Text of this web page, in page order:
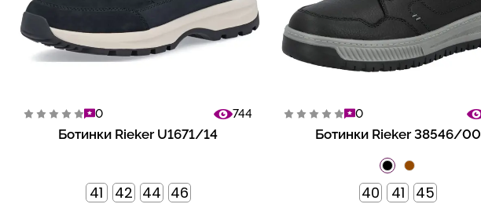
0 744
Ботинки Rieker U1671/14
41 42 44 46
0
Ботинки Rieker 38546/00
40 41 45